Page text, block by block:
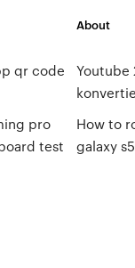
qr code
pro
test
About
Youtube
How to
galaxy